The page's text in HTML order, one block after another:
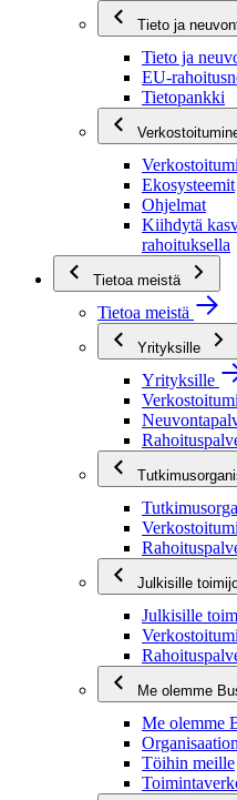
Tieto ja
Tieto ja
EU-
Tietopankki
Ekosysteemit
Ohjelmat
Kiihdytä
rahoituksella
Tietoa meistä
Tietoa meistä
Yrityksille
Yrityksille
Julkisille
Julkisille
Me olemme
Me olemme
Töihin meille